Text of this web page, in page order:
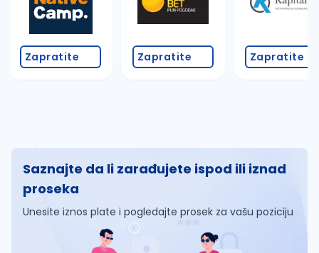
Zapratite Zapratite Zapratite
Saznajte da li zarađujete ispod ili iznad
proseka
Unesite iznos plate i pogledajte prosek za vašu poziciju